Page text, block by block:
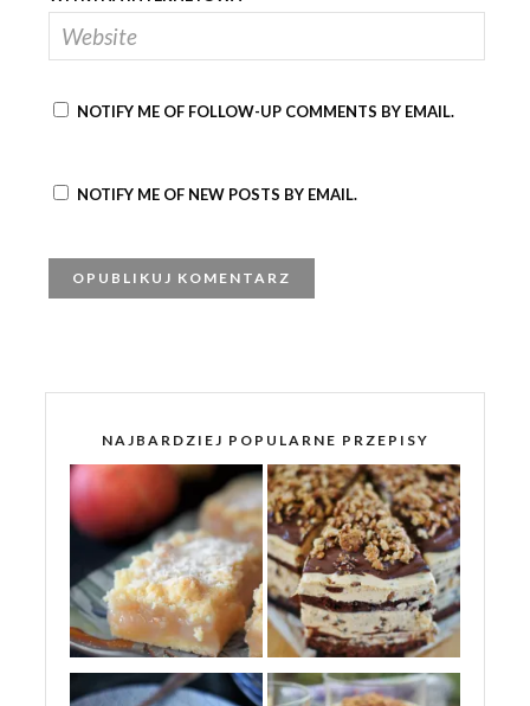
NOTIFY ME OF FOLLOW-UP COMMENTS BY EMAIL.
NOTIFY ME OF NEW POSTS BY EMAIL.
NAJBARDZIEJ POPULARNE PRZEPISY